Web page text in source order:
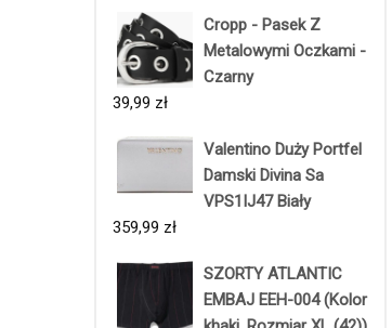
Cropp - Pasek Z
Metalowymi Oczkami -
Czarny
39,99 zł
Valentino Duży Portfel
Damski Divina Sa
VPS1IJ47 Biały
359,99 zł
SZORTY ATLANTIC
EMBAJ EEH-004 (Kolor